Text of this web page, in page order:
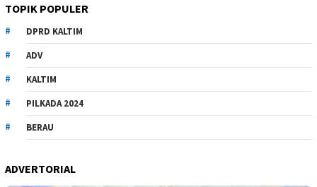
TOPIK POPULER
DPRD KALTIM
ADV
KALTIM
PILKADA 2024
BERAU
ADVERTORIAL